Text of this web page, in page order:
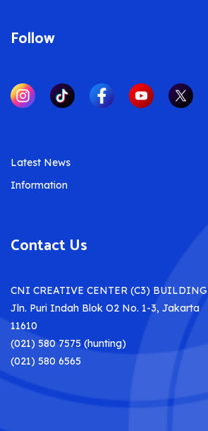
Follow
Latest News
Information
Contact Us
CNI CREATIVE CENTER (C3) BUILDING
Jln. Puri Indah Blok O2 No. 1-3, Jakarta
11610
(021) 580 7575 (hunting)
(021) 580 6565